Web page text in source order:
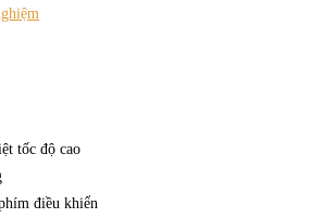
tốc độ cao
điều khiển